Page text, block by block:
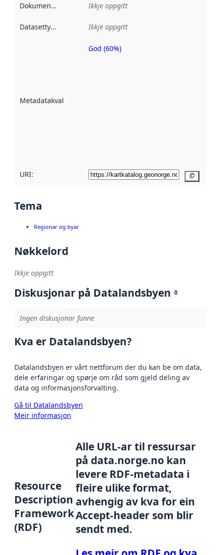
Dokumentasjon Ikkje oppgitt
Datasettype Ikkje oppgitt
Metadatakvalitet
Metadatakvalitet
God (60%)
URI:
Tema
Regionar og byar
Nøkkelord
Ikkje oppgitt
Diskusjonar på Datalandsbyen 0
Ingen diskusjonar funne
Kva er Datalandsbyen?
Datalandsbyen er vårt nettforum der du kan be om data,
dele erfaringar og spørje om råd som gjeld deling av
data og informasjonsforvalting.
Gå til Datalandsbyen
Meir informasjon
Resource
Description
Framework
(RDF)
Alle URL-ar til ressursar
på data.norge.no kan
levere RDF-metadata i
fleire ulike format,
avhengig av kva for ein
Accept-header som blir
sendt med.